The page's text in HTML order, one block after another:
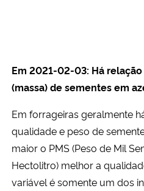
Em 2021-02-03: Há
(massa) de sementes em
Em forrageiras geralmente
qualidade e peso de
maior o PMS (Peso de Mil
Hectolitro) melhor a
variável é somente um dos